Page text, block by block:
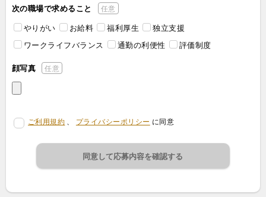
次の職場で求めること 任意
やりがい お給料 福利厚生
独立支援
ワークライフバランス
通勤の利便性 評価制度
顔写真 任意
ご利用規約 プライバシーポリシー に同意
同意して応募内容を確認する